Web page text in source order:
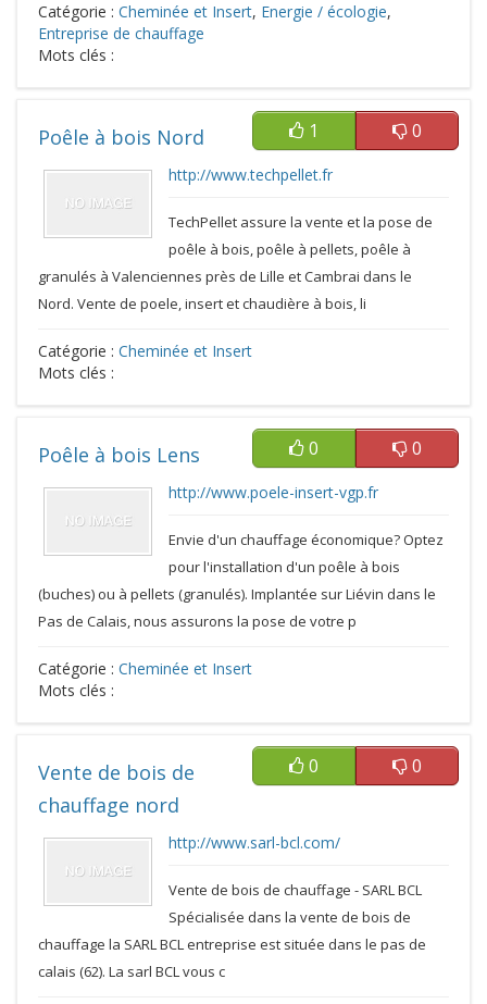
Catégorie : Cheminée et Insert, Energie / écologie,
Entreprise de chauffage
Mots clés :
1 0
Poêle à bois Nord
http://www.techpellet.fr
TechPellet assure la vente et la pose de
poêle à bois, poêle à pellets, poêle à
granulés à Valenciennes près de Lille et Cambrai dans le
Nord. Vente de poele, insert et chaudière à bois, li
Catégorie : Cheminée et Insert
Mots clés :
0 0
Poêle à bois Lens
http://www.poele-insert-vgp.fr
Envie d'un chauffage économique? Optez
pour l'installation d'un poêle à bois
(buches) ou à pellets (granulés). Implantée sur Liévin dans le
Pas de Calais, nous assurons la pose de votre p
Catégorie : Cheminée et Insert
Mots clés :
0 0
Vente de bois de
chauffage nord
http://www.sarl-bcl.com/
Vente de bois de chauffage - SARL BCL
Spécialisée dans la vente de bois de
chauffage la SARL BCL entreprise est située dans le pas de
calais (62). La sarl BCL vous c